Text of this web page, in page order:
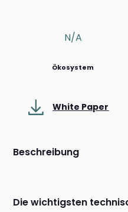
N/a
Ökosystem
White Paper
Beschreibung
Die wichtigsten